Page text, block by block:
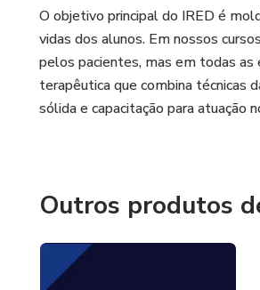
O objetivo principal do IRED é
vidas dos alunos. Em nossos
pelos pacientes, mas em todas
terapêutica que combina técnicas
sólida e capacitação para atuação
Outros produtos